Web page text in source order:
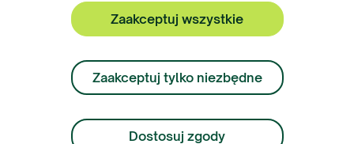
Zbiorniki, Program Poleceń, Akcesoria do zbiorników:
+48 222 508 449
Zamówienia:
+ 48 534 900 634
Zaakceptuj wszystkie
Zaakceptuj tylko niezbędne
Dostosuj zgody